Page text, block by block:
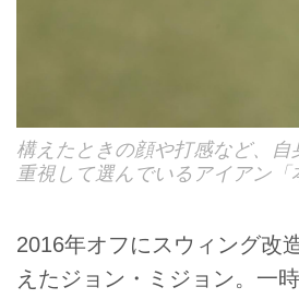
構えたときの顔や打感など、自
重視して選んでいるアイアン「
2016年オフにスウィング改
えたジョン・ミジョン。一